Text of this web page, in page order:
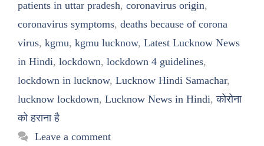
patients in uttar pradesh, coronavirus origin,
coronavirus symptoms, deaths because of corona
virus, kgmu, kgmu lucknow, Latest Lucknow News
in Hindi, lockdown, lockdown 4 guidelines,
lockdown in lucknow, Lucknow Hindi Samachar,
lucknow lockdown, Lucknow News in Hindi,कोरोना
को हराना है
Leave a comment